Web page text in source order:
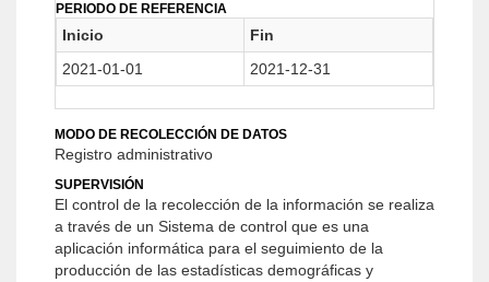
PERIODO DE REFERENCIA
Inicio
Fin
2021-01-01
2021-12-31
MODO DE RECOLECCIÓN DE DATOS
Registro administrativo
SUPERVISIÓN
El control de la recolección de la información se realiza
a través de un Sistema de control que es una
aplicación informática para el seguimiento de la
producción de las estadísticas demográficas y